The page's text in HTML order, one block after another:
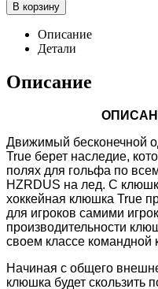
В корзину
Описание
Детали
Описание
Движимый бесконечной
True берет наследие,
полях для гольфа по
HZRDUS на лед. С
хоккейная клюшка True
для игроков самими
производительности
своем классе командной
Начиная с общего
клюшка будет скользить